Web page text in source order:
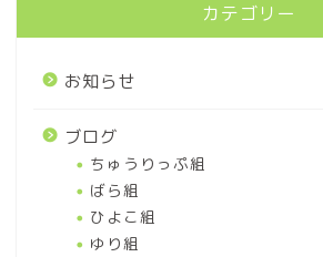
カテゴリー
お知らせ
ブログ
ちゅうりっぷ組
ばら組
ひよこ組
ゆり組